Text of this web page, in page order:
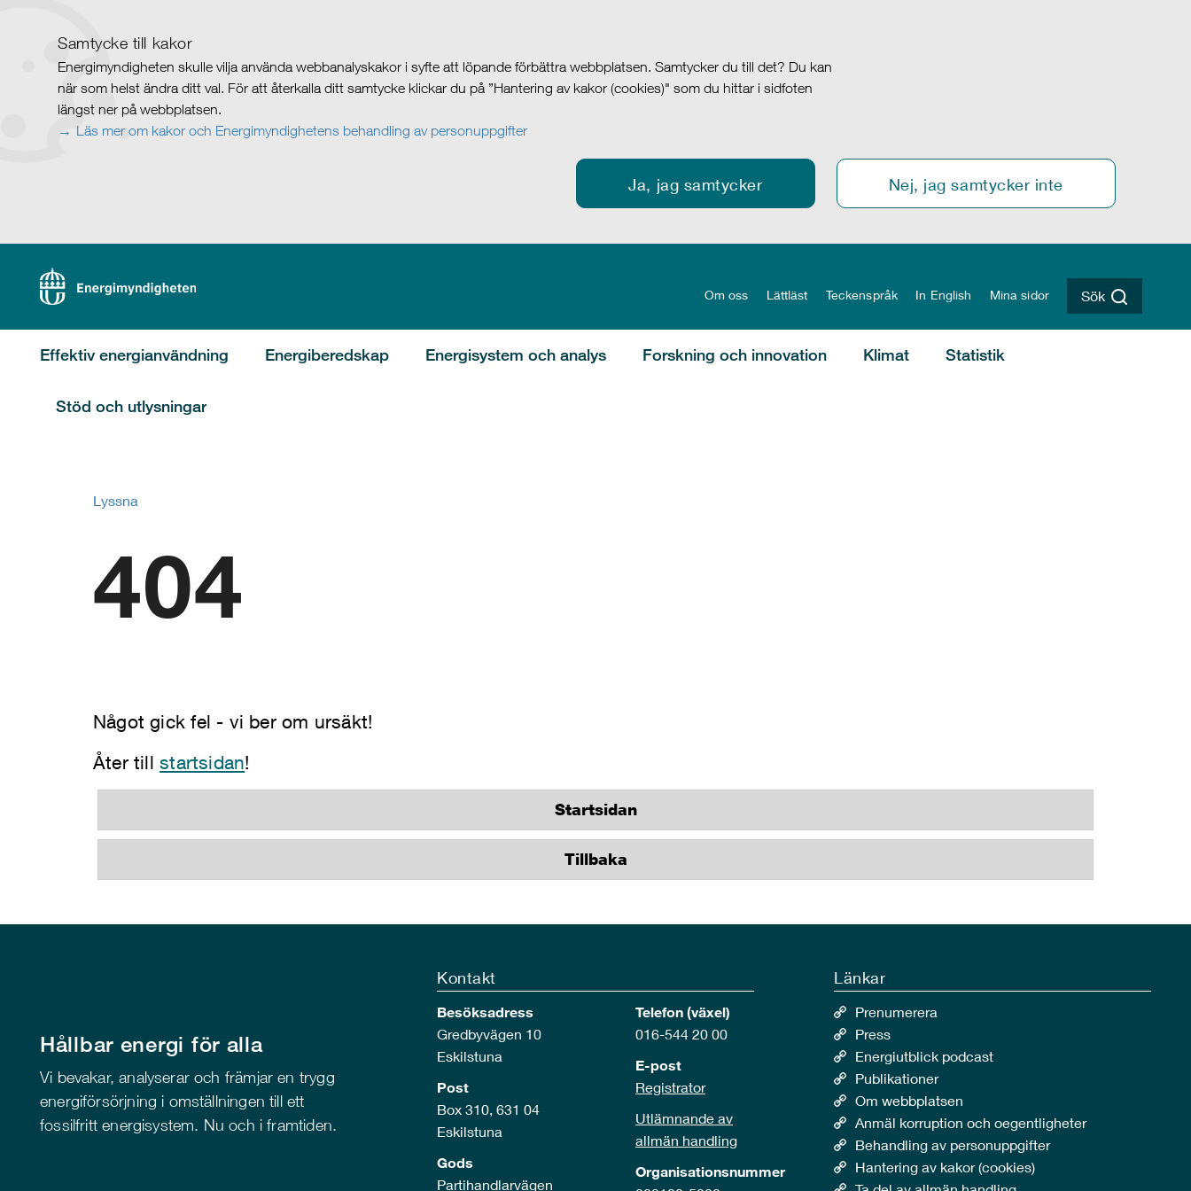
Samtycke till kakor
Energimyndigheten skulle vilja använda webbanalyskakor i syfte att löpande förbättra webbplatsen. Samtycker du till det? Du kan
när som helst ändra ditt val. För att återkalla ditt samtycke klickar du på ”Hantering av kakor (cookies)" som du hittar i sidfoten
längst ner på webbplatsen.
Läs mer om kakor och Energimyndighetens behandling av personuppgifter
Ja, jag samtycker Nej, jag samtycker inte
Om oss Lättläst Teckenspråk In English Mina sidor Sök
Effektiv energianvändning Energiberedskap Energisystem och analys Forskning och innovation Klimat Statistik
Stöd och utlysningar
Lyssna
404
Något gick fel - vi ber om ursäkt!
Åter tillstartsidan!
Startsidan
Tillbaka
Hållbar energi för alla
Vi bevakar, analyserar och främjar en trygg
energiförsörjning i omställningen till ett
fossilfritt energisystem. Nu och i framtiden.
Kontakt
Besöksadress
Gredbyvägen 10
Eskilstuna
Post
Box 310, 631 04
Eskilstuna
Gods
Partihandlarvägen
Telefon (växel)
016-544 20 00
E-post
Registrator
Utlämnande av
allmän handling
Organisationsnummer
Länkar
Prenumerera
Press
Energiutblick podcast
Publikationer
Om webbplatsen
Anmäl korruption och oegentligheter
Behandling av personuppgifter
Hantering av kakor (cookies)